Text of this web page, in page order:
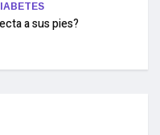
a sus pies?